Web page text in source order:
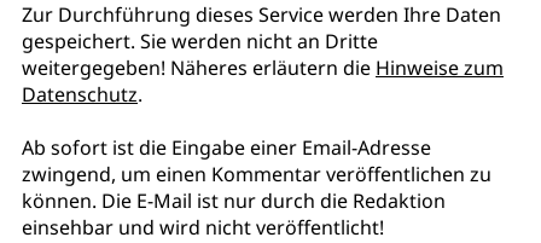
Zur Durchführung dieses Service werden Ihre Daten
gespeichert. Sie werden nicht an Dritte
weitergegeben! Näheres erläutern die Hinweise zum
Datenschutz.
Ab sofort ist die Eingabe einer Email-Adresse
zwingend, um einen Kommentar veröffentlichen zu
können. Die E-Mail ist nur durch die Redaktion
einsehbar und wird nicht veröffentlicht!